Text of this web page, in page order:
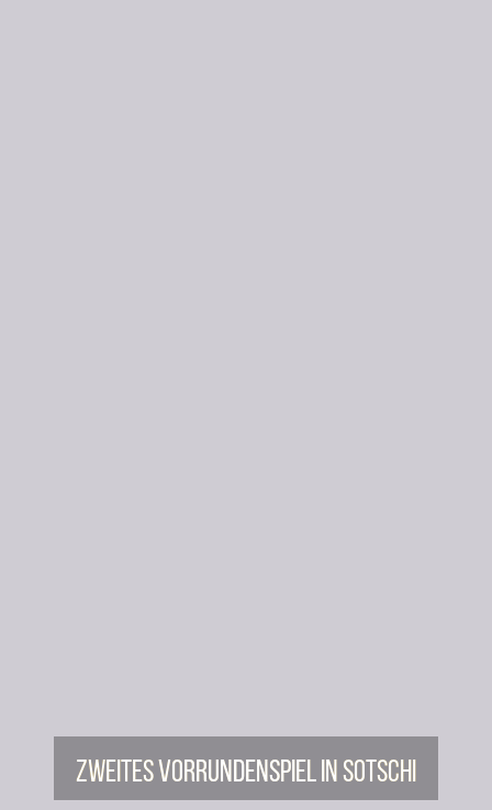
Zweites Vorrundenspiel in Sotschi